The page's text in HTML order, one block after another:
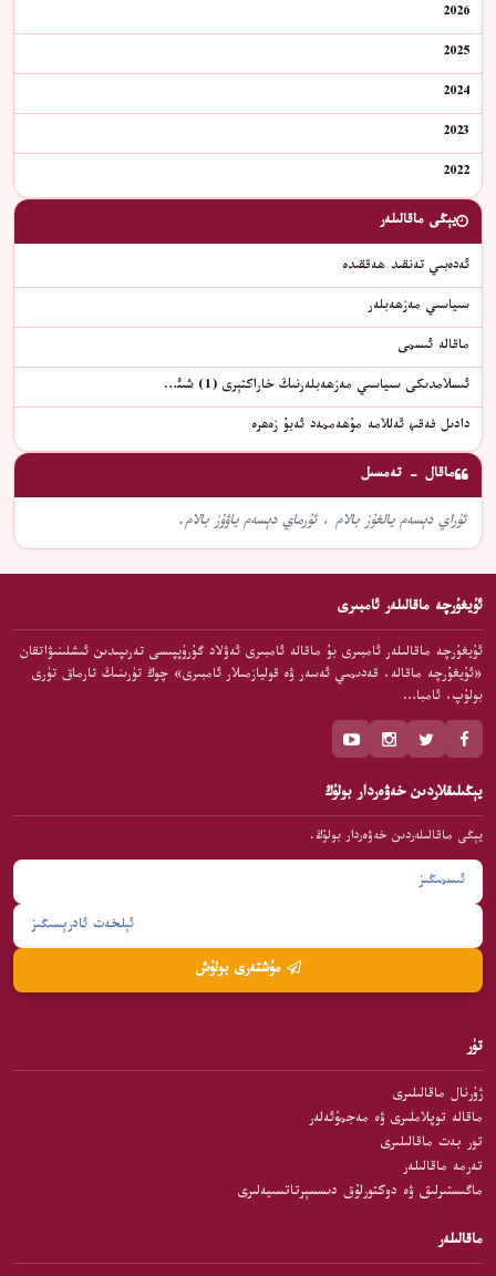
2026
2025
2024
2023
2022
يېڭى ماقالىلەر
ئەدەبىي تەنقىد ھەققىدە
سىياسىي مەزھەبلەر
ماقالە ئىسمى
ئىسلامدىكى سىياسىي مەزھەبلەرنىڭ خاراكتېرى (1) شىئ…
دادىل فەقىھ ئەللامە مۇھەممەد ئەبۇ زەھرە
ماقال - تەمسىل
ئۇراي دېسەم يالغۇز بالام ، ئۇرماي دېسەم ياۋۇز بالام.
ئۇيغۇرچە ماقالىلەر ئامبىرى
ئۇيغۇرچە ماقالىلەر ئامبىرى بۇ ماقالە ئامبىرى ئەۋلاد گۇرۇپپىسى تەرىپىدىن ئىشلىنىۋاتقان
«ئۇيغۇرچە ماقالە، قەدىمىي ئەسەر ۋە قوليازمىلار ئامبىرى» چوڭ تۈرىنىڭ تارماق تۈرى
بولۇپ، ئامبا…
يېڭىلىقلاردىن خەۋەردار بولۇڭ
يېڭى ماقالىلەردىن خەۋەردار بولۇڭ.
تۈر
ژۇرنال ماقالىلىرى
ماقالە توپلاملىرى ۋە مەجمۇئەلەر
تور بەت ماقالىلىرى
تەرمە ماقالىلەر
ماگىستىرلىق ۋە دوكتورلۇق دىسسېرتاتسىيەلىرى
ماقالىلەر